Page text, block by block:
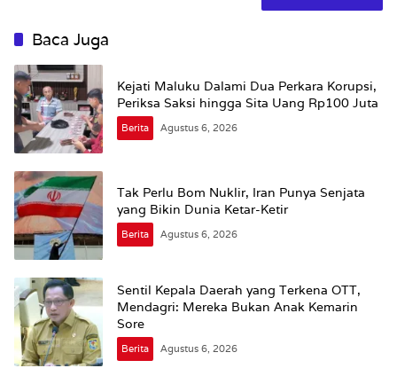
Baca Juga
Kejati Maluku Dalami Dua Perkara Korupsi,
Periksa Saksi hingga Sita Uang Rp100 Juta
Berita Agustus 6, 2026
Tak Perlu Bom Nuklir, Iran Punya Senjata
yang Bikin Dunia Ketar-Ketir
Berita Agustus 6, 2026
Sentil Kepala Daerah yang Terkena OTT,
Mendagri: Mereka Bukan Anak Kemarin
Sore
Berita Agustus 6, 2026